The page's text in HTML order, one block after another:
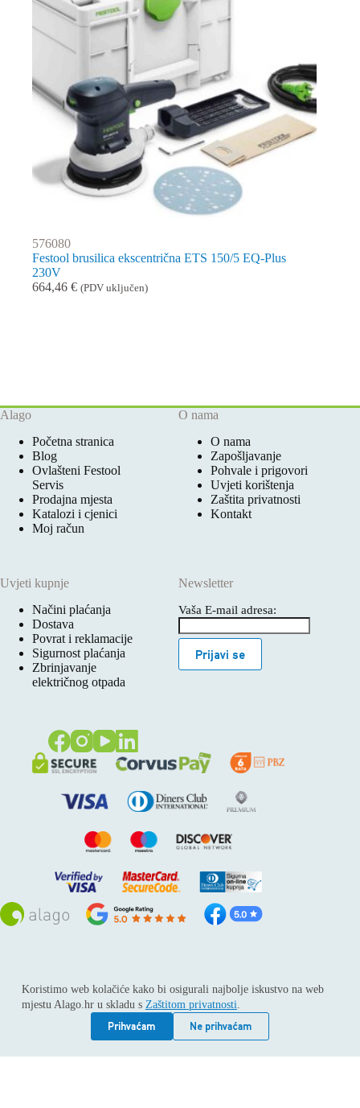
Koristimo web kolačiće kako bi osigurali najbolje iskustvo na web
mjestu Alago.hr u skladu s Zaštitom privatnosti.
Prihvaćam
Ne prihvaćam
576080
Festool brusilica ekscentrična ETS 150/5 EQ-Plus
230V
664,46 € (PDV uključen)
Alago
Početna stranica
Blog
Ovlašteni Festool
Servis
Prodajna mjesta
Katalozi i cjenici
Moj račun
O nama
O nama
Zapošljavanje
Pohvale i prigovori
Uvjeti korištenja
Zaštita privatnosti
Kontakt
Uvjeti kupnje
Načini plaćanja
Dostava
Povrat i reklamacije
Sigurnost plaćanja
Zbrinjavanje
električnog otpada
Newsletter
Vaša E-mail adresa:
Prijavi se
Sva prava pridržana © 2026
Alago
ALAGO d.o.o. trgovina, usluge i zastupanje stranih tvrtki /
Adresa: Horvati 112, 10436 Rakov potok / Telefon: +385 1
6539 392 / E-mail: kontakt@alago.hr / Podaci o subjektu:
Subjekt je upisan kod Trgovačkog suda u Zagrebu pod
reg.uloškom broj 1-53420. / MBS: 080046630 / OIB: